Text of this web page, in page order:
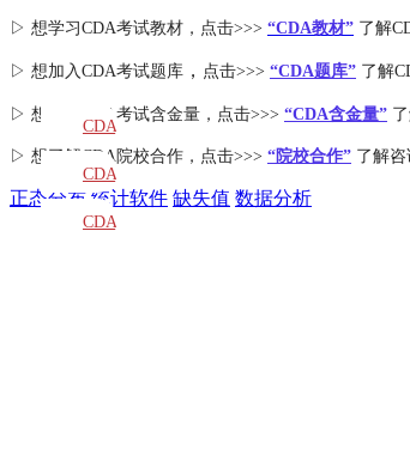
▷ 想学习CDA考试教材，点击>>> “CDA教材” 了解
▷ 想加入CDA考试题库 ， 点击>>> “CDA题库” 了解
▷ 想了解CDA 考试含金量 ，点击>>> “CDA含金量”
▷ 想了解CDA院校合作 ，点击>>> “院校合作” 了解咨
正态分布 统计软件 缺失值 数据分析
CDA
教材
CDA
题库
CDA